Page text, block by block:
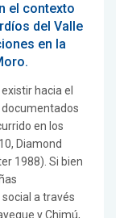
el contexto
del Valle
en la
hacia el
documentados
en los
Diamond
1988). Si bien
a través
y Chimú,